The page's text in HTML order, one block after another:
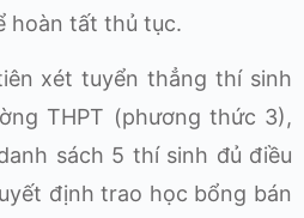
hoàn tất thủ tục.
xét tuyển thẳng thí sinh
THPT (phương thức 3),
sách 5 thí sinh đủ điều
định trao học bổng bán